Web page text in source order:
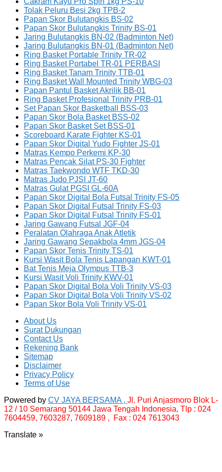
Tolak Peluru Besi 2kg TPB-2
Papan Skor Bulutangkis BS-02
Papan Skor Bulutangkis Trinity BS-01
Jaring Bulutangkis BN-02 (Badminton Net)
Jaring Bulutangkis BN-01 (Badminton Net)
Ring Basket Portable Trinity TR-02
Ring Basket Portabel TR-01 PERBASI
Ring Basket Tanam Trinity TTB-01
Ring Basket Wall Mounted Trinity WBG-03
Papan Pantul Basket Akrilik BB-01
Ring Basket Profesional Trinity PRB-01
Set Papan Skor Basketball BSS-03
Papan Skor Bola Basket BSS-02
Papan Skor Basket Set BSS-01
Scoreboard Karate Fighter KS-01
Papan Skor Digital Yudo Fighter JS-01
Matras Kempo Perkemi KP-30
Matras Pencak Silat PS-30 Fighter
Matras Taekwondo WTF TKD-30
Matras Judo PJSI JT-60
Matras Gulat PGSI GL-60A
Papan Skor Digital Bola Futsal Trinity FS-05
Papan Skor Digital Futsal Trinity FS-03
Papan Skor Digital Futsal Trinity FS-01
Jaring Gawang Futsal JGF-04
Peralatan Olahraga Anak Atletik
Jaring Gawang Sepakbola 4mm JGS-04
Papan Skor Tenis Trinity TS-01
Kursi Wasit Bola Tenis Lapangan KWT-01
Bat Tenis Meja Olympus TTB-3
Kursi Wasit Voli Trinity KWV-01
Papan Skor Digital Bola Voli Trinity VS-03
Papan Skor Digital Bola Voli Trinity VS-02
Papan Skor Bola Voli Trinity VS-01
About Us
Surat Dukungan
Contact Us
Rekening Bank
Sitemap
Disclaimer
Privacy Policy
Terms of Use
Powered by CV JAYA BERSAMA , Jl. Puri Anjasmoro Blok L-
12 / 10 Semarang 50144 Jawa Tengah Indonesia, Tlp : 024
7604459, 7603287, 7609189 , Fax : 024 7613043
Translate »